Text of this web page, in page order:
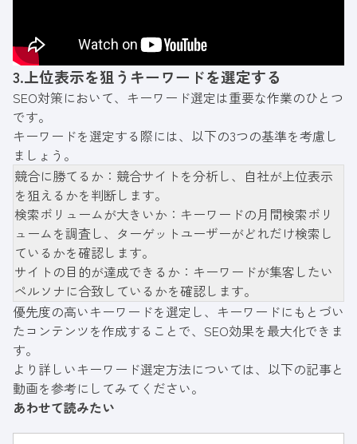
3.上位表示を狙うキーワードを選定する
SEO対策において、キーワード選定は重要な作業のひとつ
です。
キーワードを選定する際には、以下の3つの基準を考慮し
ましょう。
競合に勝てるか：競合サイトを分析し、自社が上位表示
を狙えるかを判断します。
検索ボリュームが大きいか：キーワードの月間検索ボリ
ュームを調査し、ターゲットユーザーがどれだけ検索し
ているかを確認します。
サイトの目的が達成できるか：キーワードが集客したい
ペルソナに合致しているかを確認します。
優先度の高いキーワードを選定し、キーワードにもとづい
たコンテンツを作成することで、SEO効果を最大化できま
す。
より詳しいキーワード選定方法については、以下の記事と
動画を参考にしてみてください。
あわせて読みたい